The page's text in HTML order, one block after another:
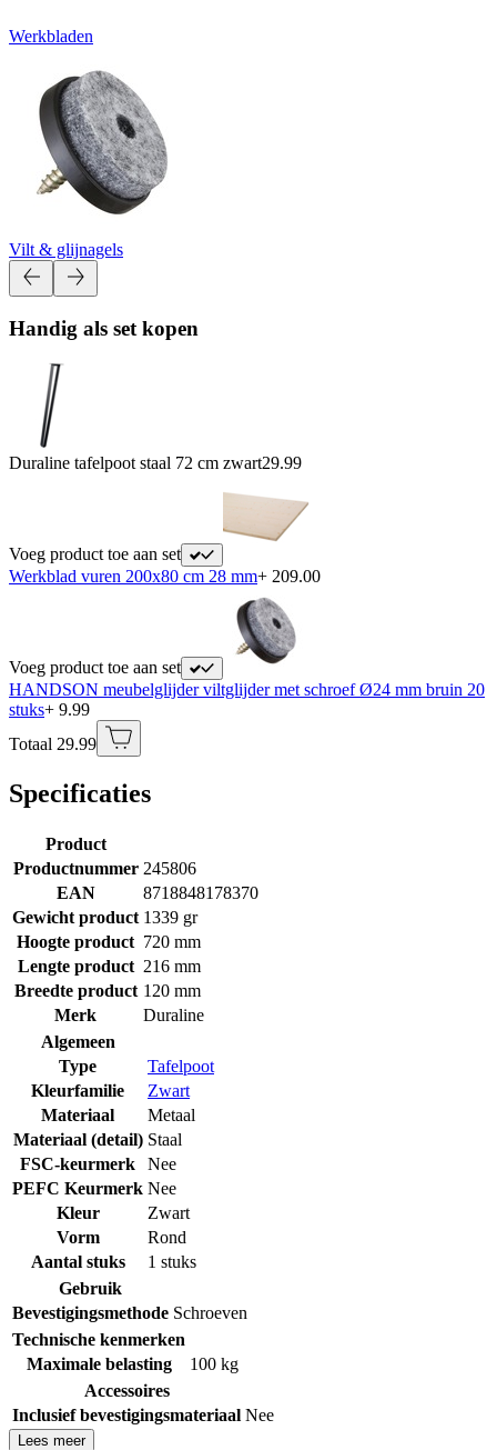
Werkbladen
Vilt & glijnagels
Handig als set kopen
Duraline tafelpoot staal 72 cm zwart29.99
Voeg product toe aan set
Werkblad vuren 200x80 cm 28 mm+ 209.00
Voeg product toe aan set
HANDSON meubelglijder viltglijder met schroef Ø24 mm bruin 20
stuks+ 9.99
Totaal 29.99
Specificaties
Product
Productnummer 245806
EAN
8718848178370
Gewicht product 1339 gr
Hoogte product 720 mm
Lengte product 216 mm
Breedte product 120 mm
Merk
Duraline
Algemeen
Type
Tafelpoot
Kleurfamilie
Zwart
Materiaal
Metaal
Materiaal (detail) Staal
FSC-keurmerk
Nee
PEFC Keurmerk Nee
Kleur
Zwart
Vorm
Rond
Aantal stuks
1 stuks
Gebruik
Bevestigingsmethode Schroeven
Technische kenmerken
Maximale belasting
100 kg
Accessoires
Inclusief bevestigingsmateriaal Nee
Lees meer